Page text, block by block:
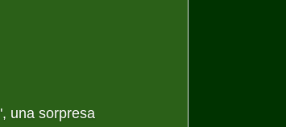
una sorpresa